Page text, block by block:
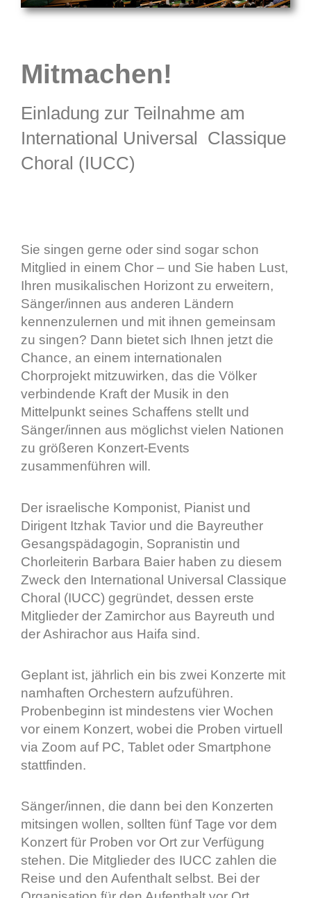
Mitmachen!
Einladung zur Teilnahme am
International Universal Classique
Choral (IUCC)
Sie singen gerne oder sind sogar schon
Mitglied in einem Chor – und Sie haben Lust,
Ihren musikalischen Horizont zu erweitern,
Sänger/innen aus anderen Ländern
kennenzulernen und mit ihnen gemeinsam
zu singen? Dann bietet sich Ihnen jetzt die
Chance, an einem internationalen
Chorprojekt mitzuwirken, das die Völker
verbindende Kraft der Musik in den
Mittelpunkt seines Schaffens stellt und
Sänger/innen aus möglichst vielen Nationen
zu größeren Konzert-Events
zusammenführen will.
Der israelische Komponist, Pianist und
Dirigent Itzhak Tavior und die Bayreuther
Gesangspädagogin, Sopranistin und
Chorleiterin Barbara Baier haben zu diesem
Zweck den International Universal Classique
Choral (IUCC) gegründet, dessen erste
Mitglieder der Zamirchor aus Bayreuth und
der Ashirachor aus Haifa sind.
Geplant ist, jährlich ein bis zwei Konzerte mit
namhaften Orchestern aufzuführen.
Probenbeginn ist mindestens vier Wochen
vor einem Konzert, wobei die Proben virtuell
via Zoom auf PC, Tablet oder Smartphone
stattfinden.
Sänger/innen, die dann bei den Konzerten
mitsingen wollen, sollten fünf Tage vor dem
Konzert für Proben vor Ort zur Verfügung
stehen. Die Mitglieder des IUCC zahlen die
Reise und den Aufenthalt selbst. Bei der